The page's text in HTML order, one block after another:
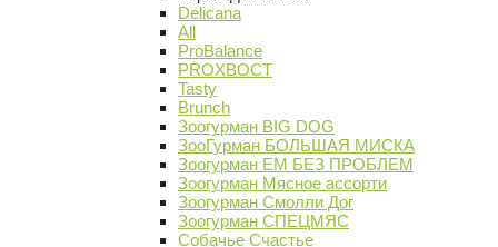
Delicana
All
ProBalance
PROХВОСТ
Tasty
Brunch
Зоогурман BIG DOG
ЗооГурман БОЛЬШАЯ МИСКА
Зоогурман ЕМ БЕЗ ПРОБЛЕМ
Зоогурман Мясное ассорти
Зоогурман Смолли Дог
Зоогурман СПЕЦМЯС
Собачье Счастье